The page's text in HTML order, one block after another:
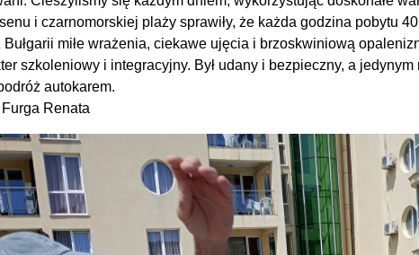
i czarnomorskiej plaży sprawiły, że każda godzina pobytu
miłe wrażenia, ciekawe ujęcia i brzoskwiniową
szkoleniowy i integracyjny. Był udany i bezpieczny, a
autokarem.
Renata